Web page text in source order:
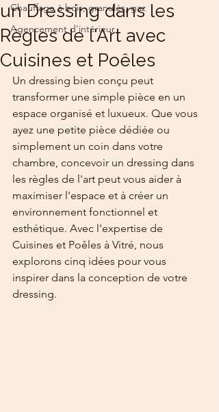
Chauffage à bois, granulés, gaz
Agencement d'intérieur
un Dressing dans les
Règles de l'Art avec
Cuisines et Poêles
Un dressing bien conçu peut
transformer une simple pièce en un
espace organisé et luxueux. Que vous
ayez une petite pièce dédiée ou
simplement un coin dans votre
chambre, concevoir un dressing dans
les règles de l'art peut vous aider à
maximiser l'espace et à créer un
environnement fonctionnel et
esthétique. Avec l'expertise de
Cuisines et Poêles à Vitré, nous
explorons cinq idées pour vous
inspirer dans la conception de votre
dressing.